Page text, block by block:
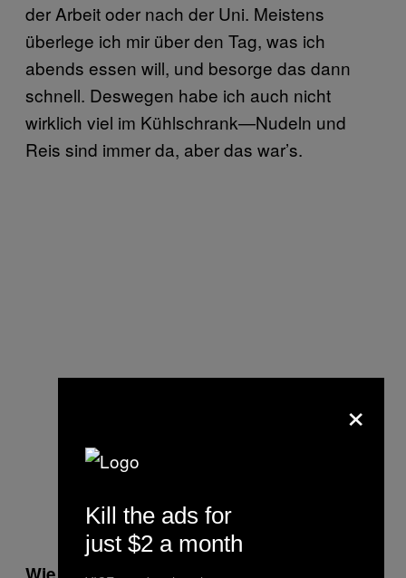
der Arbeit oder nach der Uni. Meistens
überlege ich mir über den Tag, was ich
abends essen will, und besorge das dann
schnell. Deswegen habe ich auch nicht
wirklich viel im Kühlschrank—Nudeln und
Reis sind immer da, aber das war’s.
×
Kill the ads for
just $2 a month